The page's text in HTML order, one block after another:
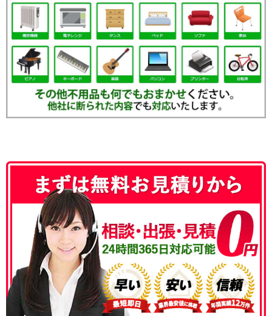
050-3186-4780